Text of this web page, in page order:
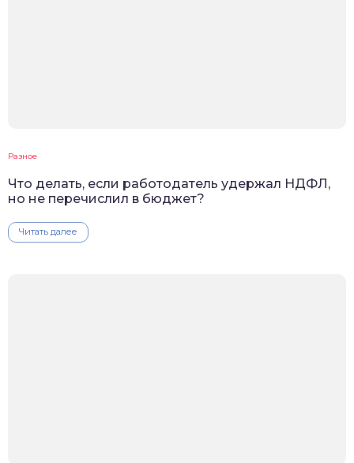
Разное
Что делать, если работодатель удержал НДФЛ,
но не перечислил в бюджет?
Читать далее